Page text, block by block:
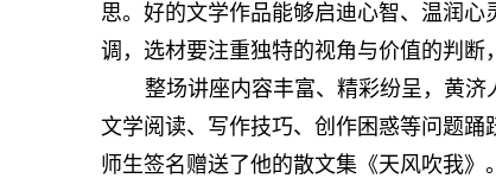
思。好的文学作品能够启迪心智、温润
调，选材要注重独特的视角与价值的判断
整场讲座内容丰富、精彩纷呈，黄
文学阅读、写作技巧、创作困惑等问题
师生签名赠送了他的散文集《天风吹我》。